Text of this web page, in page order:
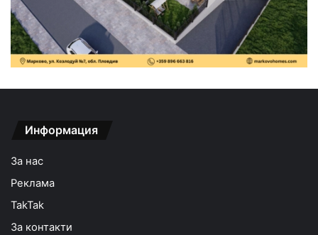
Информация
За нас
Реклама
TakTak
За контакти